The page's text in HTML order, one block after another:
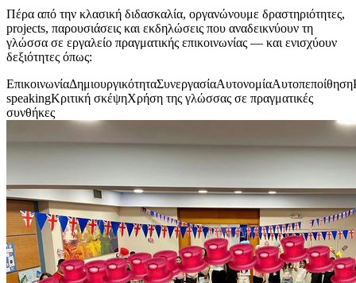
Πέρα από την κλασική διδασκαλία, οργανώνουμε δραστηριότητες,
projects, παρουσιάσεις και εκδηλώσεις που αναδεικνύουν τη
γλώσσα σε εργαλείο πραγματικής επικοινωνίας — και ενισχύουν
δεξιότητες όπως:
ΕπικοινωνίαΔημιουργικότηταΣυνεργασίαΑυτονομίαΑυτοπεποίθηση
speakingΚριτική σκέψηΧρήση της γλώσσας σε πραγματικές
συνθήκες